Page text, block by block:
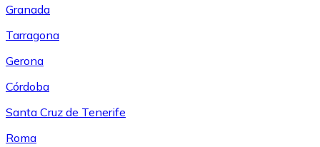
Granada
Tarragona
Gerona
Córdoba
Santa Cruz de Tenerife
Roma